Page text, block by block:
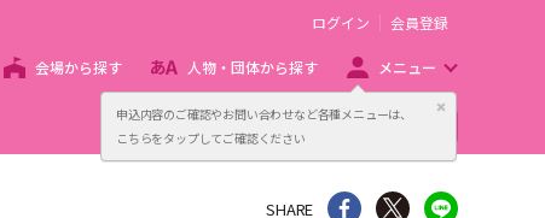
申込内容のご確認やお問い合わせなど各種メニューは、
こちらをタップしてご確認ください
閉じる
ログイン 会員登録
会場から探す 人物・団体から探す メニュー
主催者向け販売サービス
SHARE シェア Twitter